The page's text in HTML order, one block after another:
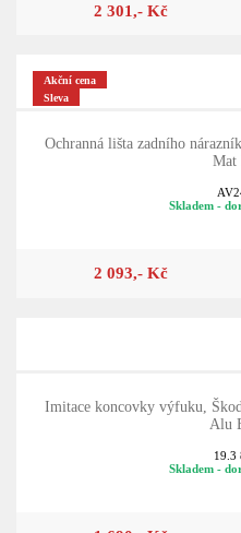
2 301,- Kč
Akční cena
Sleva
Ochranná lišta zadního
Mat
Skladem -
2 093,- Kč
Imitace koncovky výfuku,
Alu
19.3
Skladem -